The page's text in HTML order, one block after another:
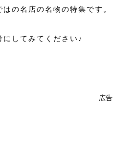
の名店の名物の特集です。
してみてください♪
広告